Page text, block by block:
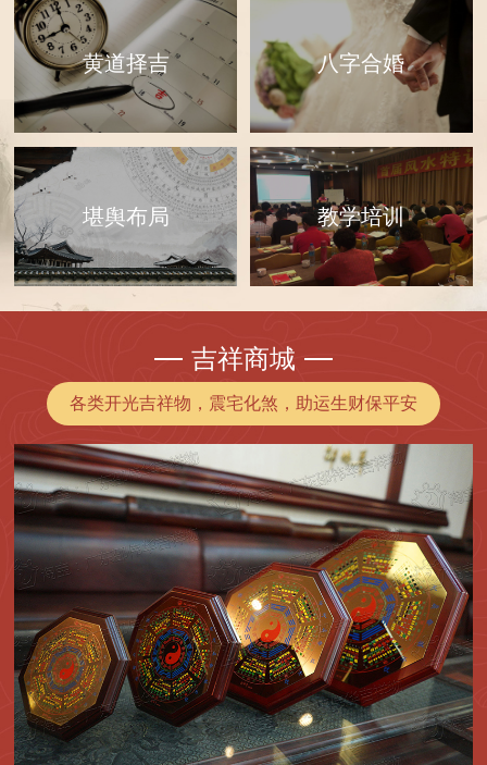
黄道择吉 八字合婚
堪舆布局 教学培训
吉祥商城
各类开光吉祥物，震宅化煞，助运生财保平安